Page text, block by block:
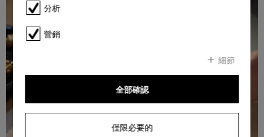
分析
營銷
細節
僅限必要的
全部確認